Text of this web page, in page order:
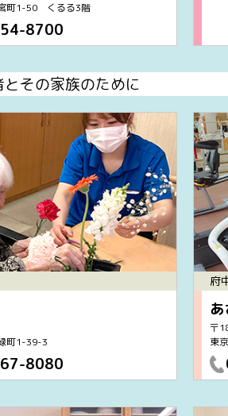
町1-50 くるる3階
8700
とその家族のために
町1-39-3
8080
府
〒
東